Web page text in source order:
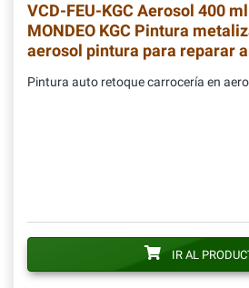
VCD-FEU-KGC Aerosol 400 ml
MONDEO KGC Pintura
aerosol pintura para reparar
Pintura auto retoque carrocería en
IR AL